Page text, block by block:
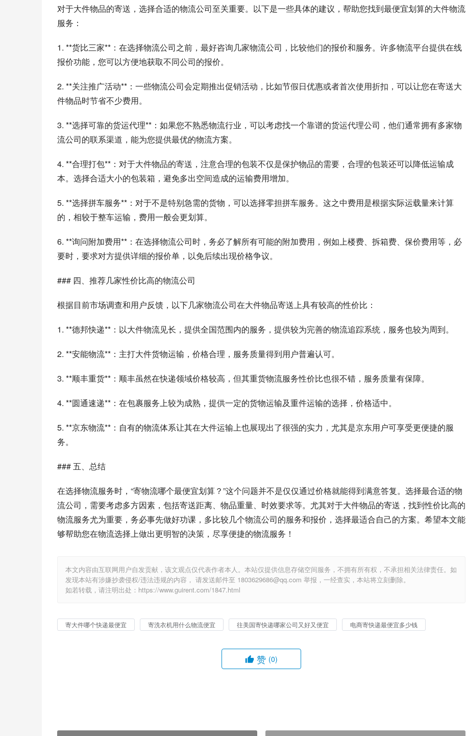
对于大件物品的寄送，选择合适的物流公司至关重要。以下是一些具体的建议，帮助您找到最便宜划算的大件物流
服务：
1. **货比三家**：在选择物流公司之前，最好咨询几家物流公司，比较他们的报价和服务。许多物流平台提供在线
报价功能，您可以方便地获取不同公司的报价。
2. **关注推广活动**：一些物流公司会定期推出促销活动，比如节假日优惠或者首次使用折扣，可以让您在寄送大
件物品时节省不少费用。
3. **选择可靠的货运代理**：如果您不熟悉物流行业，可以考虑找一个靠谱的货运代理公司，他们通常拥有多家物
流公司的联系渠道，能为您提供最优的物流方案。
4. **合理打包**：对于大件物品的寄送，注意合理的包装不仅是保护物品的需要，合理的包装还可以降低运输成
本。选择合适大小的包装箱，避免多出空间造成的运输费用增加。
5. **选择拼车服务**：对于不是特别急需的货物，可以选择零担拼车服务。这之中费用是根据实际运载量来计算
的，相较于整车运输，费用一般会更划算。
6. **询问附加费用**：在选择物流公司时，务必了解所有可能的附加费用，例如上楼费、拆箱费、保价费用等，必
要时，要求对方提供详细的报价单，以免后续出现价格争议。
### 四、推荐几家性价比高的物流公司
根据目前市场调查和用户反馈，以下几家物流公司在大件物品寄送上具有较高的性价比：
1. **德邦快递**：以大件物流见长，提供全国范围内的服务，提供较为完善的物流追踪系统，服务也较为周到。
2. **安能物流**：主打大件货物运输，价格合理，服务质量得到用户普遍认可。
3. **顺丰重货**：顺丰虽然在快递领域价格较高，但其重货物流服务性价比也很不错，服务质量有保障。
4. **圆通速递**：在包裹服务上较为成熟，提供一定的货物运输及重件运输的选择，价格适中。
5. **京东物流**：自有的物流体系让其在大件运输上也展现出了很强的实力，尤其是京东用户可享受更便捷的服
务。
### 五、总结
在选择物流服务时，“寄物流哪个最便宜划算？”这个问题并不是仅仅通过价格就能得到满意答复。选择最合适的物
流公司，需要考虑多方因素，包括寄送距离、物品重量、时效要求等。尤其对于大件物品的寄送，找到性价比高的
物流服务尤为重要，务必事先做好功课，多比较几个物流公司的服务和报价，选择最适合自己的方案。希望本文能
够帮助您在物流选择上做出更明智的决策，尽享便捷的物流服务！
本文内容由互联网用户自发贡献，该文观点仅代表作者本人。本站仅提供信息存储空间服务，不拥有所有权，不承担相关法律责任。如
发现本站有涉嫌抄袭侵权/违法违规的内容， 请发送邮件至 1803629686@qq.com 举报，一经查实，本站将立刻删除。
如若转载，请注明出处：https://www.guirent.com/1847.html
寄大件哪个快递最便宜 寄洗衣机用什么物流便宜 往美国寄快递哪家公司又好又便宜 电商寄快递最便宜多少钱
赞 (0)